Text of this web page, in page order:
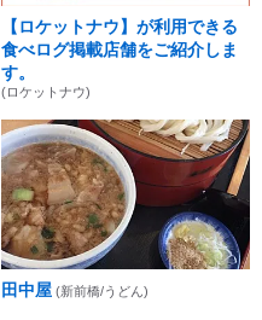
【ロケットナウ】が利用できる
食べログ掲載店舗をご紹介しま
す。
(ロケットナウ)
田中屋 (新前橋/うどん)